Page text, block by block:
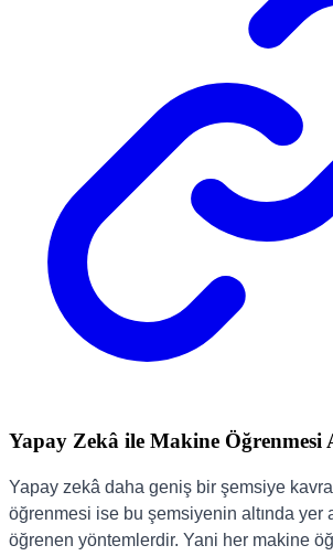
Yapay Zekâ ile Makine Öğrenmesi
Yapay zekâ daha geniş bir şemsiye
öğrenmesi ise bu şemsiyenin altında yer
öğrenen yöntemlerdir. Yani her makine